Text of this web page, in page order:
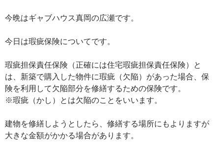
今晩はギャブハウス真岡の広瀬です。
今日は瑕疵保険についてです。
瑕疵担保責任保険（正確には住宅瑕疵担保責任保険）と
は、新築で購入した物件に瑕疵（欠陥）があった場合、保
険を利用して欠陥部分を修繕するための保険です。
※瑕疵（かし）とは欠陥のことをいいます。
建物を修繕しようとしたら、修繕する場所にもよりますが
大きな金額がかかる場合があります。